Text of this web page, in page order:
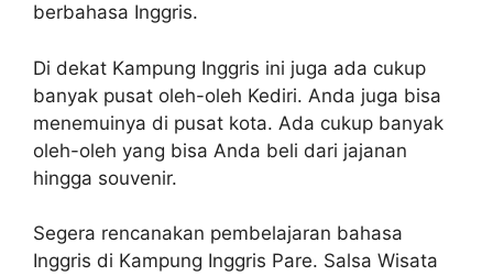
berbahasa Inggris.
Di dekat Kampung Inggris ini juga ada cukup
banyak pusat oleh-oleh Kediri. Anda juga bisa
menemuinya di pusat kota. Ada cukup banyak
oleh-oleh yang bisa Anda beli dari jajanan
hingga souvenir.
Segera rencanakan pembelajaran bahasa
Inggris di Kampung Inggris Pare. Salsa Wisata